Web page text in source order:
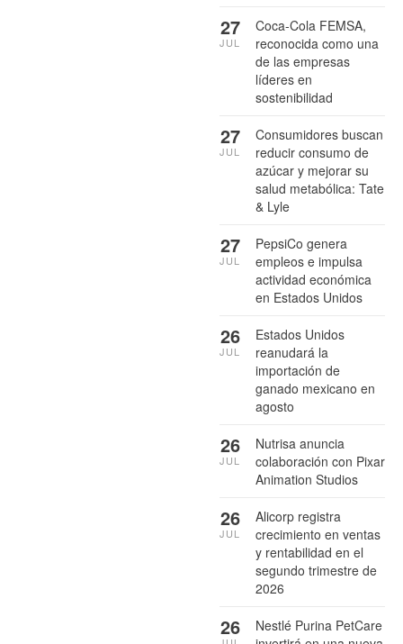
Coca-Cola FEMSA,
reconocida como una
de las empresas
líderes en
sostenibilidad
27
JUL
Consumidores buscan
reducir consumo de
azúcar y mejorar su
salud metabólica: Tate
& Lyle
27
JUL
PepsiCo genera
empleos e impulsa
actividad económica
en Estados Unidos
27
JUL
Estados Unidos
reanudará la
importación de
ganado mexicano en
agosto
26
JUL
Nutrisa anuncia
colaboración con Pixar
Animation Studios
26
JUL
Alicorp registra
crecimiento en ventas
y rentabilidad en el
segundo trimestre de
2026
26
JUL
Nestlé Purina PetCare
26